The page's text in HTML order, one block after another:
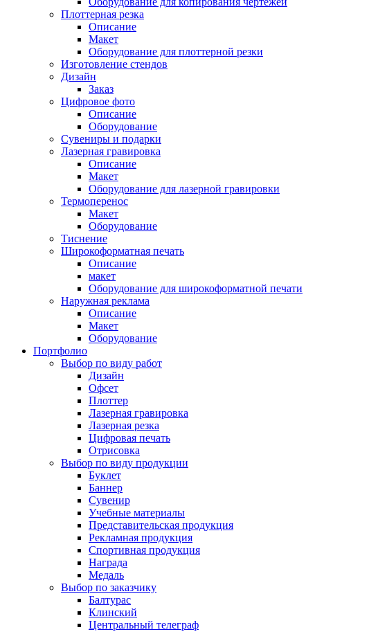
Плоттерная резка
Описание
Макет
Оборудование для плоттерной резки
Изготовление стендов
Дизайн
Заказ
Цифровое фото
Описание
Оборудование
Сувениры и подарки
Лазерная гравировка
Описание
Макет
Оборудование для лазерной гравировки
Термоперенос
Макет
Оборудование
Тиснение
Широкоформатная печать
Описание
макет
Оборудование для широкоформатной печати
Наружная реклама
Описание
Макет
Оборудование
Портфолио
Выбор по виду работ
Дизайн
Офсет
Плоттер
Лазерная гравировка
Лазерная резка
Цифровая печать
Отрисовка
Выбор по виду продукции
Буклет
Баннер
Сувенир
Учебные материалы
Представительская продукция
Рекламная продукция
Спортивная продукция
Награда
Медаль
Выбор по заказчику
Балтурас
Клинский
Центральный телеграф